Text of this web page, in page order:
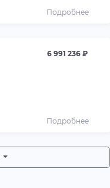
Подробнее
6 991 236 ₽
Подробнее